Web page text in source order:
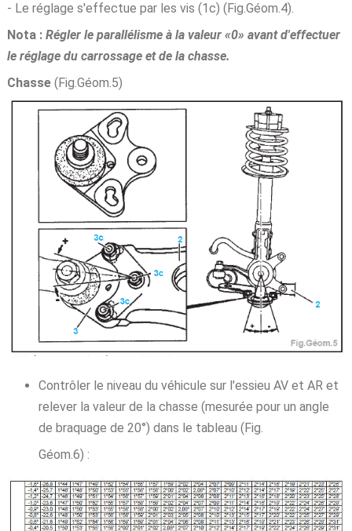
- Le réglage s'effectue par les vis (1c) (Fig.Géom.4).
Nota : Régler le parallélisme à la valeur «0» avant d'effectuer
le réglage du carrossage et de la chasse.
Chasse (Fig.Géom.5)
Contrôler le niveau du véhicule sur l'essieu AV et AR et
relever la valeur de la chasse (mesurée pour un angle
de braquage de 20°) dans le tableau (Fig.
Géom.6) :